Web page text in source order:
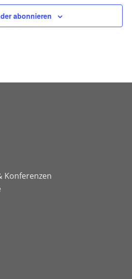
abonnieren
Konferenzen